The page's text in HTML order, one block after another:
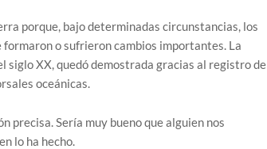
porque, bajo determinadas circunstancias, los
o sufrieron cambios importantes. La
XX, quedó demostrada gracias al registro de
oceánicas.
precisa. Sería muy bueno que alguien nos
lo ha hecho.